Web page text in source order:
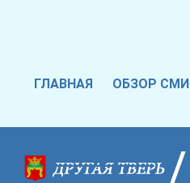
ГЛАВНАЯ ОБЗОР СМИ